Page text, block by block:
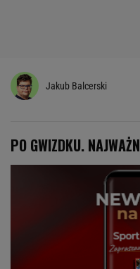
Jakub Balcerski